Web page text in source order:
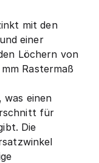
mit den
einer
Löchern von
Rastermaß
einen
für
Die